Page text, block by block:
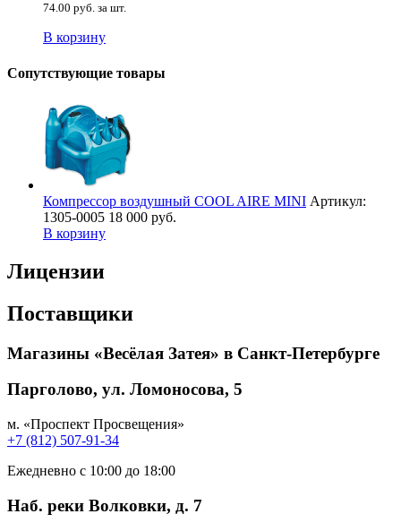
74.00 руб. за шт.
В корзину
Сопутствующие товары
Компрессор воздушный COOL AIRE MINI Артикул:
1305-0005 18 000 руб.
В корзину
Лицензии
Поставщики
Магазины «Весёлая Затея» в Санкт-Петербурге
Парголово, ул. Ломоносова, 5
м. «Проспект Просвещения»
+7 (812) 507-91-34
Ежедневно с 10:00 до 18:00
Наб. реки Волковки, д. 7